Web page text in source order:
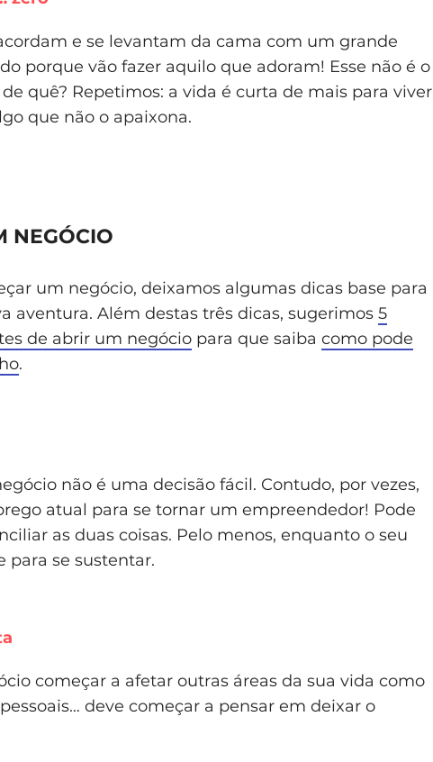
e se levantam da cama com um grande
porque vão fazer aquilo que adoram! Esse não é o
quê? Repetimos: a vida é curta de mais para viver
que não o apaixona.
NEGÓCIO
um negócio, deixamos algumas dicas base para
aventura. Além destas três dicas, sugerimos 5
de abrir um negócio para que saiba como pode
.
não é uma decisão fácil. Contudo, por vezes,
atual para se tornar um empreendedor! Pode
as duas coisas. Pelo menos, enquanto o seu
para se sustentar.
começar a afetar outras áreas da sua vida como
deve começar a pensar em deixar o